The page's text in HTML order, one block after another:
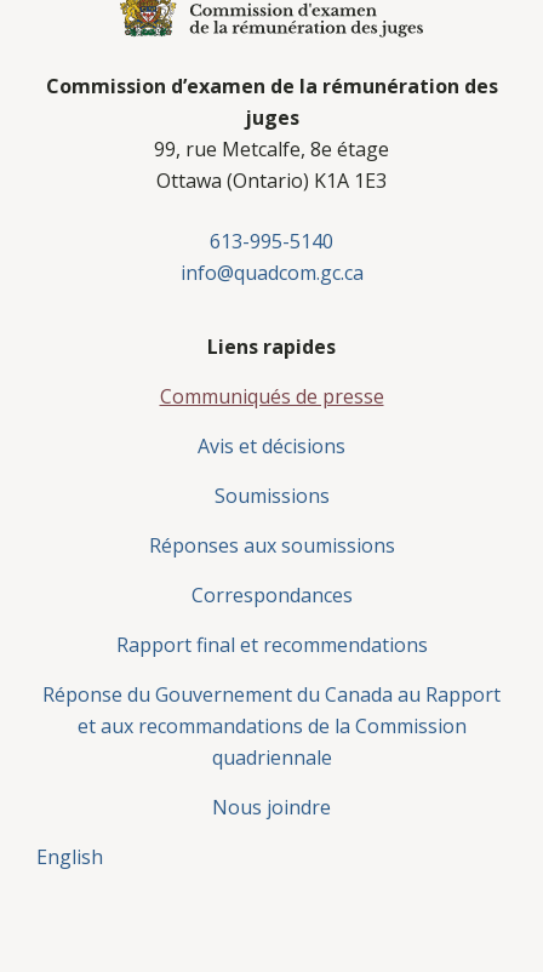
Commission d’examen de la rémunération des
juges
99, rue Metcalfe, 8e étage
Ottawa (Ontario) K1A 1E3
613-995-5140
info@quadcom.gc.ca
Liens rapides
Communiqués de presse
Avis et décisions
Soumissions
Réponses aux soumissions
Correspondances
Rapport final et recommendations
Réponse du Gouvernement du Canada au Rapport
et aux recommandations de la Commission
quadriennale
Nous joindre
English